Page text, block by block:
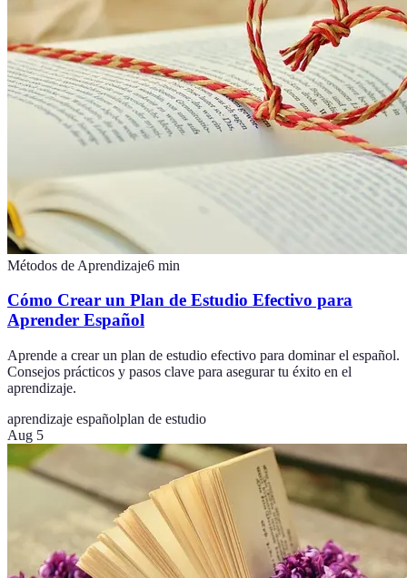
Métodos de Aprendizaje6 min
Cómo Crear un Plan de Estudio Efectivo para
Aprender Español
Aprende a crear un plan de estudio efectivo para dominar el español.
Consejos prácticos y pasos clave para asegurar tu éxito en el
aprendizaje.
aprendizaje españolplan de estudio
Aug 5